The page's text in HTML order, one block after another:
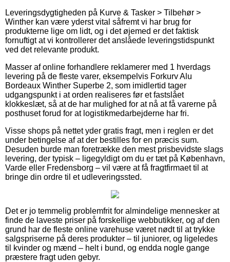
Leveringsdygtigheden på Kurve & Tasker > Tilbehør >
Winther kan være yderst vital såfremt vi har brug for
produkterne lige om lidt, og i det øjemed er det faktisk
fornuftigt at vi kontrollerer det anslåede leveringstidspunkt
ved det relevante produkt.
Masser af online forhandlere reklamerer med 1 hverdags
levering på de fleste varer, eksempelvis Forkurv Alu
Bordeaux Winther Superbe 2, som imidlertid tager
udgangspunkt i at orden realiseres før et fastslået
klokkeslæt, så at de har mulighed for at nå at få varerne på
posthuset forud for at logistikmedarbejderne har fri.
Visse shops på nettet yder gratis fragt, men i reglen er det
under betingelse af at der bestilles for en præcis sum.
Desuden burde man foretrække den mest prisbevidste slags
levering, der typisk – ligegyldigt om du er tæt på København,
Varde eller Fredensborg – vil være at få fragtfirmaet til at
bringe din ordre til et udleveringssted.
Det er jo temmelig problemfrit for almindelige mennesker at
finde de laveste priser på forskellige webbutikker, og af den
grund har de fleste online varehuse været nødt til at trykke
salgspriserne på deres produkter – til juniorer, og ligeledes
til kvinder og mænd – helt i bund, og endda nogle gange
præstere fragt uden gebyr.